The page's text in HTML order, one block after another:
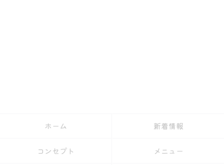
ホーム 新着情報
コンセプト メニュー